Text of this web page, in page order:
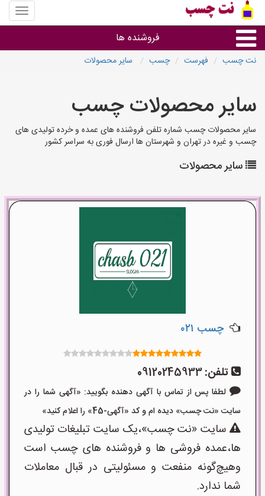
منوی
سایت
چسب
فروشنده ها
استان ها
نت چسب فهرست چسب سایر محصولات
سایر محصولات چسب
سایر محصولات چسب شماره تلفن فروشنده های عمده و خرده تولیدی های
چسب و غیره در تهران و شهرستان ها ارسال فوری به سراسر کشور
سایر محصولات
چسب ۰۲۱
تلفن:09120245933
لطفا پس از تماس با آگهی دهنده بگویید: «آگهی شما را در
سایت «نت چسب» دیده ام و کد «آگهی-45» را اعلام کنید»
سایت «نت چسب»،یک سایت تبلیغات تولیدی
ها،عمده فروشی ها و فروشنده های چسب است
وهیچ‌گونه منفعت و مسئولیتی در قبال معاملات
شما ندارد.